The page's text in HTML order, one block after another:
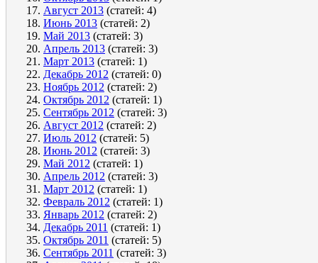
Август 2013 (статей: 4)
Июнь 2013 (статей: 2)
Май 2013 (статей: 3)
Апрель 2013 (статей: 3)
Март 2013 (статей: 1)
Декабрь 2012 (статей: 0)
Ноябрь 2012 (статей: 2)
Октябрь 2012 (статей: 1)
Сентябрь 2012 (статей: 3)
Август 2012 (статей: 2)
Июль 2012 (статей: 5)
Июнь 2012 (статей: 3)
Май 2012 (статей: 1)
Апрель 2012 (статей: 3)
Март 2012 (статей: 1)
Февраль 2012 (статей: 1)
Январь 2012 (статей: 2)
Декабрь 2011 (статей: 1)
Октябрь 2011 (статей: 5)
Сентябрь 2011 (статей: 3)